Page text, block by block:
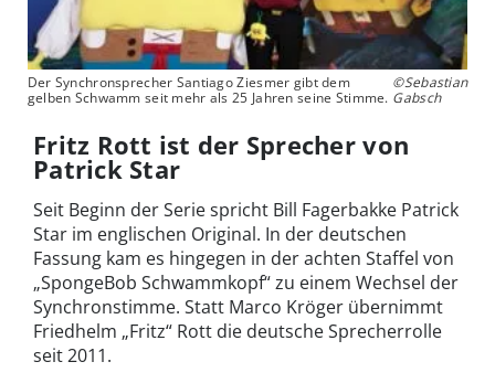
Der Synchronsprecher Santiago Ziesmer gibt dem
gelben Schwamm seit mehr als 25 Jahren seine Stimme.
©Sebastian
Gabsch
Fritz Rott ist der Sprecher von
Patrick Star
Seit Beginn der Serie spricht Bill Fagerbakke Patrick
Star im englischen Original. In der deutschen
Fassung kam es hingegen in der achten Staffel von
„SpongeBob Schwammkopf“ zu einem Wechsel der
Synchronstimme. Statt Marco Kröger übernimmt
Friedhelm „Fritz“ Rott die deutsche Sprecherrolle
seit 2011.